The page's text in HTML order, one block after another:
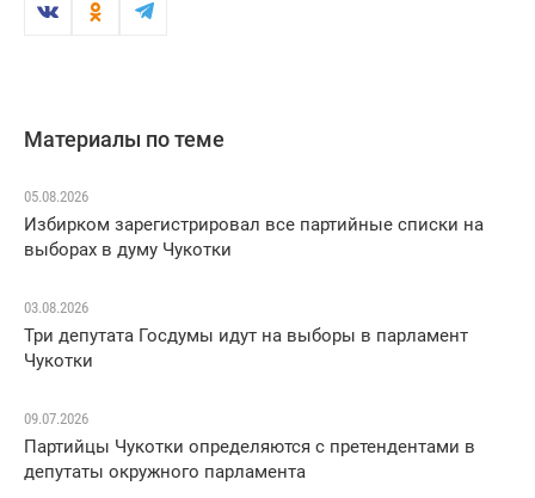
Материалы по теме
05.08.2026
Избирком зарегистрировал все партийные списки на
выборах в думу Чукотки
03.08.2026
Три депутата Госдумы идут на выборы в парламент
Чукотки
09.07.2026
Партийцы Чукотки определяются с претендентами в
депутаты окружного парламента